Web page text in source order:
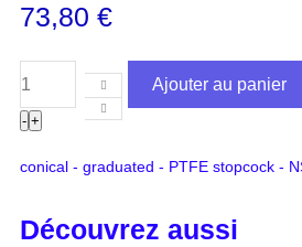
73,80 €
- +
Ajouter au panier
conical - graduated - PTFE stopcock -
Découvrez aussi